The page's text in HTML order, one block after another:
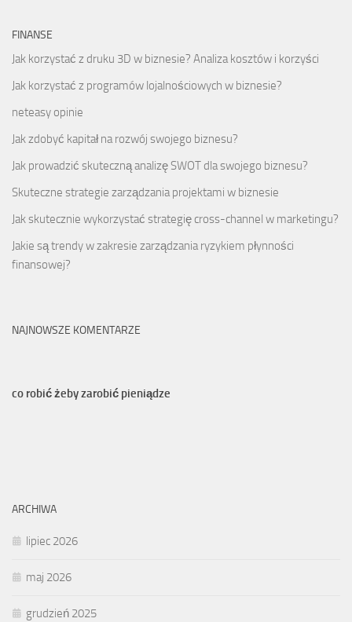
FINANSE
Jak korzystać z druku 3D w biznesie? Analiza kosztów i korzyści
Jak korzystać z programów lojalnościowych w biznesie?
neteasy opinie
Jak zdobyć kapitał na rozwój swojego biznesu?
Jak prowadzić skuteczną analizę SWOT dla swojego biznesu?
Skuteczne strategie zarządzania projektami w biznesie
Jak skutecznie wykorzystać strategię cross-channel w marketingu?
Jakie są trendy w zakresie zarządzania ryzykiem płynności
finansowej?
NAJNOWSZE KOMENTARZE
co robić żeby zarobić pieniądze
ARCHIWA
lipiec 2026
maj 2026
grudzień 2025